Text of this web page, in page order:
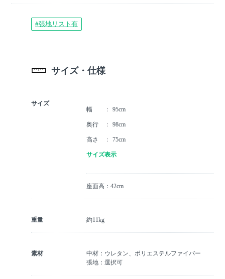
#張地リスト有
サイズ・仕様
サイズ
幅
95cm
奥行 98cm
高さ 75cm
サイズ表示
座面高：42cm
重量 約11kg
素材
中材：ウレタン、ポリエステルファイバー
張地：選択可